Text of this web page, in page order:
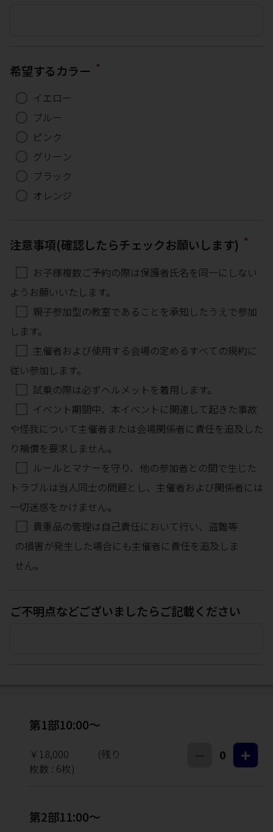
希望するカラー *
イエロー
ブルー
ピンク
グリーン
ブラック
オレンジ
注意事項(確認したらチェックお願いします) *
お子様複数ご予約の際は保護者氏名を同一にしない
ようお願いいたします。
親子参加型の教室であることを承知したうえで参加
します。
主催者および使用する会場の定めるすべての規約に
従い参加します。
試乗の際は必ずヘルメットを着用します。
イベント期間中、本イベントに関連して起きた事故
や怪我について主催者または会場関係者に責任を追及した
り補償を要求しません。
ルールとマナーを守り、他の参加者との間で生じた
トラブルは当人同士の問題とし、主催者および関係者には
一切迷惑をかけません。
貴重品の管理は自己責任において行い、盗難等
の損害が発生した場合にも主催者に責任を追及しま
せん。
ご不明点などございましたらご記載ください
第1部10:00～
￥18,000 (残り
枚数 : 6枚)
0
第2部11:00～